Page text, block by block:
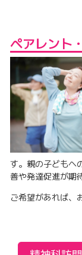
ペアレント
す。親の子どもへ
善や発達促進が期
ご希望があれば、